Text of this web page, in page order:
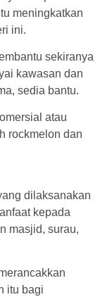
meningkatkan
ini.
sekiranya
kawasan dan
sedia bantu.
atau
rockmelon dan
dilaksanakan
kepada
masjid, surau,
itu bagi